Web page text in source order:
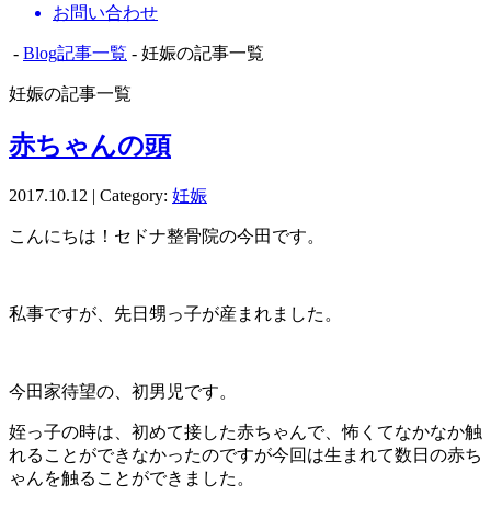
お問い合わせ
- Blog記事一覧 - 妊娠の記事一覧
妊娠の記事一覧
赤ちゃんの頭
2017.10.12 | Category: 妊娠
こんにちは！セドナ整骨院の今田です。
私事ですが、先日甥っ子が産まれました。
今田家待望の、初男児です。
姪っ子の時は、初めて接した赤ちゃんで、怖くてなかなか触
れることができなかったのですが今回は生まれて数日の赤ち
ゃんを触ることができました。